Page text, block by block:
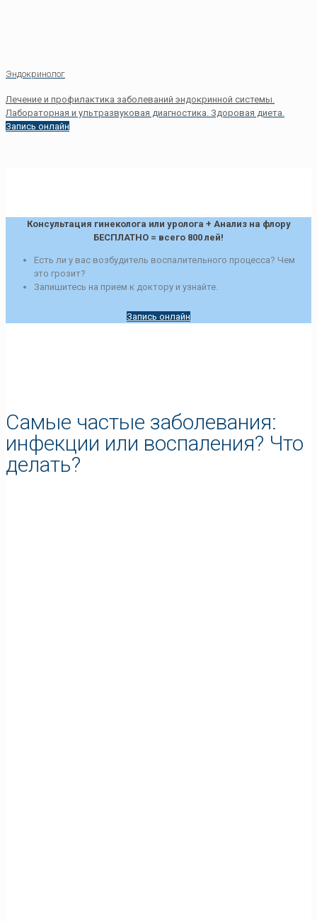
Эндокринолог
Лечениe и профилактика заболеваний эндокринной системы.
Лабораторная и ультразвуковая диагностика. Здоровая диета.
Запись онлайн
Консультация гинеколога или уролога + Анализ на флору
БЕСПЛАТНО = всего 800 лей!
Есть ли у вас возбудитель воспалительного процесса? Чем
это грозит?
Запишитесь на прием к доктору и узнайте.
Запись онлайн
Самые частые заболевания:
инфекции или воспаления? Что
делать?